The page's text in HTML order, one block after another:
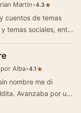
Martin•4.3★
cuentos de temas
temas sociales, entre
Alba•4.1 ★
nombre me di
Avanzaba por un